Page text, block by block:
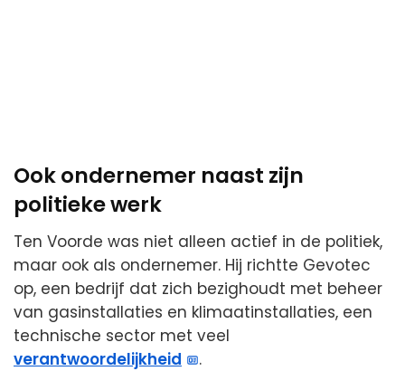
Ook ondernemer naast zijn
politieke werk
Ten Voorde was niet alleen actief in de politiek,
maar ook als ondernemer. Hij richtte Gevotec
op, een bedrijf dat zich bezighoudt met beheer
van gasinstallaties en klimaatinstallaties, een
technische sector met veel
verantwoordelijkheid
.